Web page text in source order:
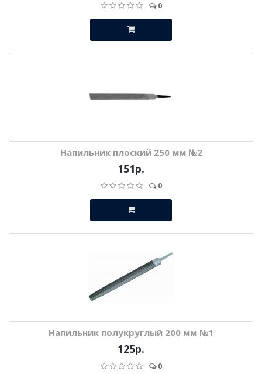
0
Напильник плоский 250 мм №2
151р.
0
Напильник полукруглый 200 мм №1
125р.
0